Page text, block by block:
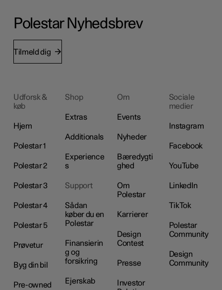
Polestar Nyhedsbrev
Tilmeld dig
Udforsk &
køb
Hjem
Polestar 1
Polestar 2
Polestar 3
Polestar 4
Polestar 5
Prøvetur
Byg din bil
Pre-owned
Shop
Extras
Additionals
Experience
s
Support
Sådan
køber du en
Polestar
Finansierin
g og
forsikring
Ejerskab
Om
Events
Nyheder
Bæredygti
ghed
Om
Polestar
Karrierer
Design
Contest
Presse
Investor
Sociale
medier
Instagram
Facebook
YouTube
LinkedIn
TikTok
Polestar
Community
Design
Community